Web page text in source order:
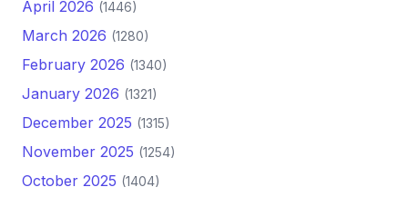
April 2026 (1446)
March 2026 (1280)
February 2026 (1340)
January 2026 (1321)
December 2025 (1315)
November 2025 (1254)
October 2025 (1404)